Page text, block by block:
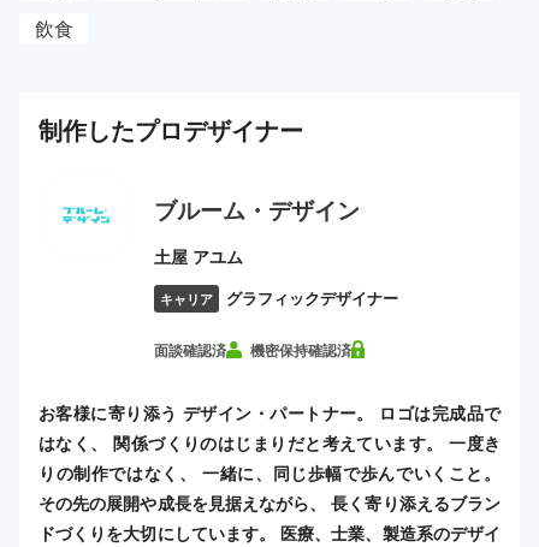
飲食
制作したプロデザイナー
ブルーム・デザイン
土屋 アユム
キャリア グラフィックデザイナー
面談確認済 機密保持確認済
お客様に寄り添う デザイン・パートナー。 ロゴは完成品で
はなく、 関係づくりのはじまりだと考えています。 一度き
りの制作ではなく、 一緒に、同じ歩幅で歩んでいくこと。
その先の展開や成長を見据えながら、 長く寄り添えるブラン
ドづくりを大切にしています。 医療、士業、製造系のデザイ